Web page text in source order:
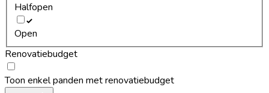
Halfopen
Open
Renovatiebudget
Toon enkel panden met renovatiebudget